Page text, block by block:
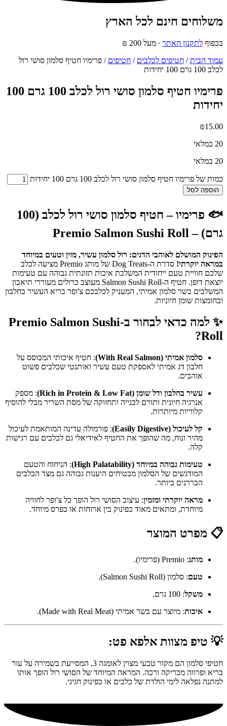
משלוחים חינם לכל הארץ
בכפוף לתקנון האתר ∙ מעל 200 ₪
עמוד הבית/ חטיפים לכלבים / חטיפים / פרימיו חטיף סלמון סושי רול
לכלב 100 גרם 100 יחידות
פרימיו חטיף סלמון סושי רול לכלב 100 גרם 100
יחידות
₪15.00
20 במלאי
20 במלאי
כמות של פרימיו חטיף סלמון סושי רול לכלב 100 גרם 100 יחידות
הוספה לסל
🐟 פרימיו – חטיף סלמון סושי רול לכלב (100
גרם) – Premio Salmon Sushi Roll
הפינוק המושלם לאוהבי הדגים: רול סלמון עשיר, מזין וטעים במיוחד
במראה יוקרתי!
סדרת ה-Dog Treats של מותג Premio מציעה לכלב
שלכם חוויית טעם ייחודית המשלבת איכות תזונתית גבוהה עם טעימות
יוצאת דופן. חטיף ה-Salmon Sushi Roll מעוצב כרולים מעוררי תיאבון
המשלבים בשר סלמון אמיתי, המעניק לכלבכם צ'ופר בריא העשיר בחלבון
ובחומצות שומן חיוניות.
✨ למה כדאי לבחור ב-Premio Salmon Sushi
Roll?
סלמון אמיתי (With Real Salmon)
: חטיף איכותי המבוסס על
חלבון דג אמיתי לאספקת טעם עשיר ואותנטי שכלבים פשוט
אוהבים.
עשיר בחלבון ודל שומן (Rich in Protein & Low Fat)
: מספק
אנרגיה חיונית ותורם לבנייה ותחזוקה של מסת השריר מבלי להוסיף
קלוריות מיותרות.
קל לעיכול (Easily Digestive)
: פורמולה עדינה המותאמת לעיכול
מהיר ונוח, מה שהופך את החטיף לאידיאלי גם לכלבים עם רגישות
קלה.
טעימות גבוהה במיוחד (High Palatability)
: הניחוח והטעם
המודגשים של הסלמון מבטיחים היענות גבוהה גם מצד הכלבים
הבררנים ביותר.
מראה יוקרתי ומזמין: עיצוב הסושי רול הופך כל צ'ופר לחוויה
מיוחדת, ומתאים מאוד כפינוק בין ארוחות או כפרס מיוחד.
📋 מפרט המוצר
מותג: Premio (פרימיו).
טעם: סלמון (Salmon Sushi Roll).
משקל: 100 גרם.
איכות: מיוצר עם בשר אמיתי (Made with Real Meat).
💡 טיפ מצוות אלפא פט:
חטיפי סלמון הם מקור טבעי מצוין לאומגה 3, המסייעת בשמירה על עור
בריא ופרווה מבריקה ורכה. המראה המיוחד של הסושי רול הופך אותו
למתנה נפלאה לימי הולדת של כלבים או כפינוק חגיגי.